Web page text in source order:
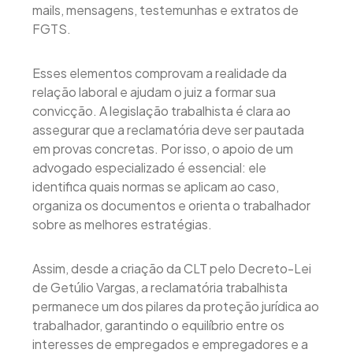
mails, mensagens, testemunhas e extratos de
FGTS.
Esses elementos comprovam a realidade da
relação laboral e ajudam o juiz a formar sua
convicção. A legislação trabalhista é clara ao
assegurar que a reclamatória deve ser pautada
em provas concretas. Por isso, o apoio de um
advogado especializado é essencial: ele
identifica quais normas se aplicam ao caso,
organiza os documentos e orienta o trabalhador
sobre as melhores estratégias.
Assim, desde a criação da CLT pelo Decreto-Lei
de Getúlio Vargas, a reclamatória trabalhista
permanece um dos pilares da proteção jurídica ao
trabalhador, garantindo o equilíbrio entre os
interesses de empregados e empregadores e a